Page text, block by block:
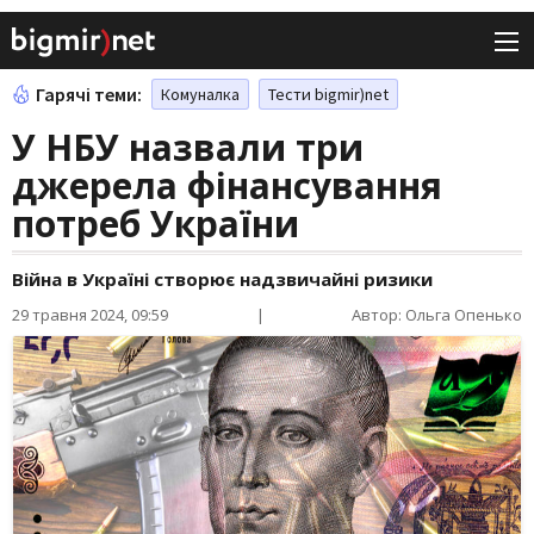
Гарячі теми: Комуналка Тести bigmir)net
У НБУ назвали три
джерела фінансування
потреб України
Війна в Україні створює надзвичайні ризики
29 травня 2024, 09:59 | Автор: Ольга Опенько